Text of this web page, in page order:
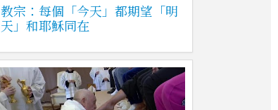
教宗：每個「今天」都期望「明
天」和耶穌同在